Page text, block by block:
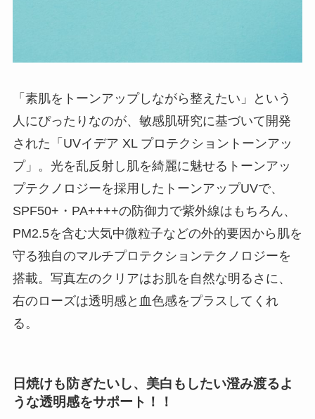
「素肌をトーンアップしながら整えたい」という
人にぴったりなのが、敏感肌研究に基づいて開発
された「UVイデア XL プロテクショントーンアッ
プ」。光を乱反射し肌を綺麗に魅せるトーンアッ
プテクノロジーを採用したトーンアップUVで、
SPF50+・PA++++の防御力で紫外線はもちろん、
PM2.5を含む大気中微粒子などの外的要因から肌を
守る独自のマルチプロテクションテクノロジーを
搭載。写真左のクリアはお肌を自然な明るさに、
右のローズは透明感と血色感をプラスしてくれ
る。
日焼けも防ぎたいし、美白もしたい澄み渡るよ
うな透明感をサポート！！